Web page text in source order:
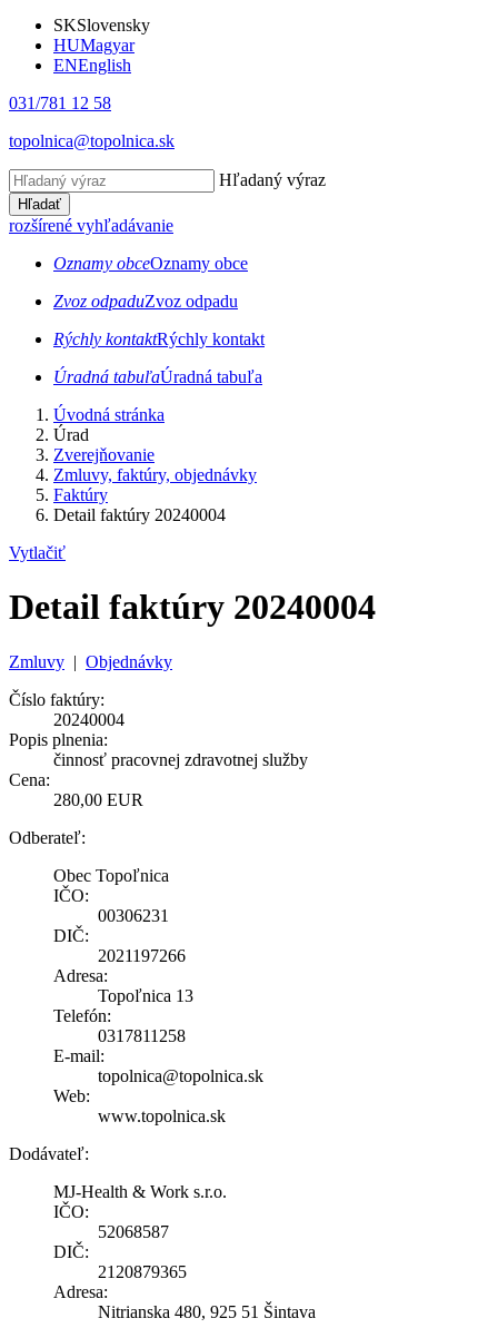
SKSlovensky
HUMagyar
ENEnglish
031/781 12 58
topolnica@topolnica.sk
Hľadaný výraz
Hľadať
rozšírené vyhľadávanie
Oznamy obceOznamy obce
Zvoz odpaduZvoz odpadu
Rýchly kontaktRýchly kontakt
Úradná tabuľaÚradná tabuľa
Úvodná stránka
Úrad
Zverejňovanie
Zmluvy, faktúry, objednávky
Faktúry
Detail faktúry 20240004
Vytlačiť
Detail faktúry 20240004
Zmluvy | Objednávky
Číslo faktúry:
20240004
Popis plnenia:
činnosť pracovnej zdravotnej služby
Cena:
280,00 EUR
Odberateľ:
Obec Topoľnica
IČO:
00306231
DIČ:
2021197266
Adresa:
Topoľnica 13
Telefón:
0317811258
E-mail:
topolnica@topolnica.sk
Web:
www.topolnica.sk
Dodávateľ:
MJ-Health & Work s.r.o.
IČO:
52068587
DIČ:
2120879365
Adresa:
Nitrianska 480, 925 51 Šintava